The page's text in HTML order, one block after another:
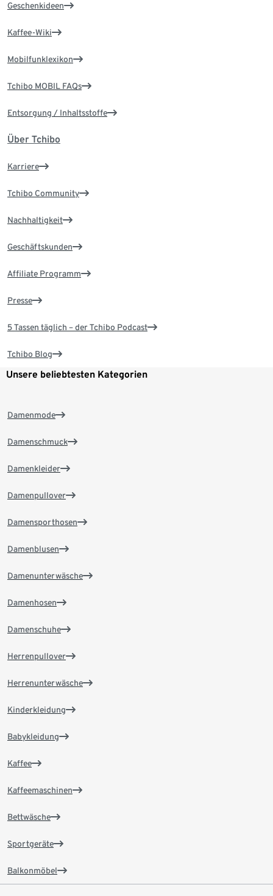
Geschenkideen
Kaffee-Wiki
Mobilfunklexikon
Tchibo MOBIL FAQs
Entsorgung / Inhaltsstoffe
Über Tchibo
Karriere
Tchibo Community
Nachhaltigkeit
Geschäftskunden
Affiliate Programm
Presse
5 Tassen täglich – der Tchibo Podcast
Tchibo Blog
Unsere beliebtesten Kategorien
Damenmode
Damenschmuck
Damenkleider
Damenpullover
Damensporthosen
Damenblusen
Damenunterwäsche
Damenhosen
Damenschuhe
Herrenpullover
Herrenunterwäsche
Kinderkleidung
Babykleidung
Kaffee
Kaffeemaschinen
Bettwäsche
Sportgeräte
Balkonmöbel